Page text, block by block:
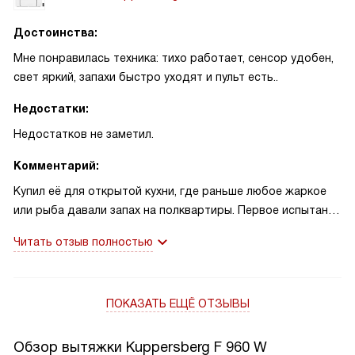
Достоинства:
Мне понравилась техника: тихо работает, сенсор удобен,
свет яркий, запахи быстро уходят и пульт есть..
Недостатки:
Недостатков не заметил.
Комментарий:
Купил её для открытой кухни, где раньше любое жаркое
или рыба давали запах на полквартиры. Первое испытание
лук одновременно. Включил интенсивный режим на пару
видно выбранную скорость, а пульт выручает, когда руки
Читать отзыв полностью
ПОКАЗАТЬ ЕЩЁ ОТЗЫВЫ
Обзор вытяжки Kuppersberg F 960 W